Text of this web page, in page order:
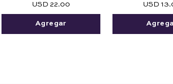
USD 22.00
Agregar
USD 13.